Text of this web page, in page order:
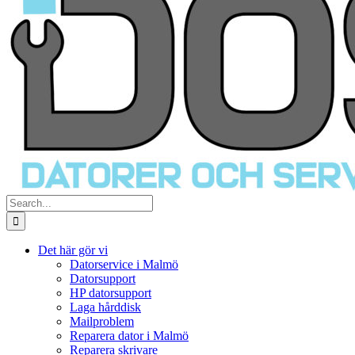
Search
for:
Det här gör vi
Datorservice i Malmö
Datorsupport
HP datorsupport
Laga hårddisk
Mailproblem
Reparera dator i Malmö
Reparera skrivare